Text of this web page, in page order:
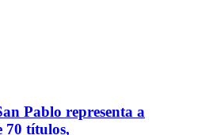
Pablo representa a
70 títulos,